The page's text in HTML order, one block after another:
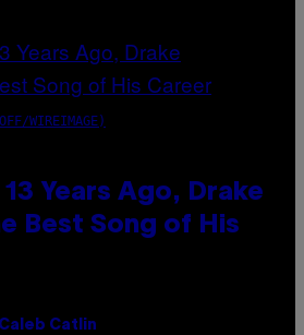
WIREIMAGE)
Years Ago, Drake
Best Song of His
Caleb Catlin